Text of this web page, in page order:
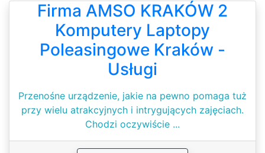
Firma AMSO KRAKÓW 2
Komputery Laptopy
Poleasingowe Kraków -
Usługi
Przenośne urządzenie, jakie na pewno pomaga tuż
przy wielu atrakcyjnych i intrygujących zajęciach.
Chodzi oczywiście ...